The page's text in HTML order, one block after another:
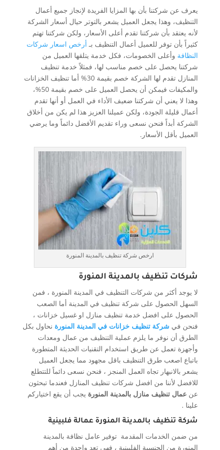
يعرف عن شركتنا بأن بها المزايا الفريدة لإنجاز جميع أعمال
التنظيف، وهذا يجعل العميل يشعر بالتوتر حيال أسعار الشركة
لأنه يعتقد بأن شركتنا تقدم أعلى الأسعار، ولكن شركتنا تهتم
كثيراً بأن توفر للعميل أعمال التنظيف بـ أرخص اسعار شركات
النظافة وأعلى الخصومات، فكل خدمة يتلقها العميل من
شركتنا يحصل على خصم مناسب لها، فمثلاً خدمة تنظيف
المنازل تقدم لها الشركة خصم بقيمة 30% أما تنظيف الخزانات
والمكيفات فيمكن أن يحصل العميل على خصم بقيمة 50%،
وهذا لا يعني أن شركتنا ضعيف الأداء في العمل أو أنها تقدم
أعمال قليلة الجودة، ولكن عميلنا العزيز هذا لم يكن من أخلاق
الشركة أبداً فنحن نسعى وراء تقديم الأفضل دائماً وما يرضي
العميل بأقل الأسعار.
ارخص شركة تنظيف بالمدينة المنورة
شركات تنظيف بالمدينة المنورة
لا يوجد أكثر من شركات التنظيف في المدينة المنورة ، فمن
السهل الحصول على شركة تنظيف في المدينة أما الصعب
الحصول على افضل خدمة تنظيف منازل او غسيل خزانات ،
فنحن في شركة تنظيف خزانات في المدينة المنورة نحاول بكل
الطرق أن نوفر ما يلزم عملية التنظيف من عمال ومعدات
وأجهزة تعمل عن طريق استخدام التقنيات الحديثة المتطورة
باتباع اصعب طرق التنظيف باقل مجهود مما يجعل العميل
يشعر بالانبهار تجاه العمل المنجز ، فنحن نسعى دائماً للتتطلع
للافضل لأننا من افضل شركات تنظيف المنازل فعندما تبحثون
عن عمال تنظيف منازل بالمدينة المنورة يجب أن يقع اختياركم
علينا .
شركة تنظيف بالمدينة المنورة عمالة فلبينية
من ضمن الخدمات المقدمة توفير عامل نظافة بالمدينة
المنورة من الجنسية الفلبينية ، فهي تعد واحدة من أهم